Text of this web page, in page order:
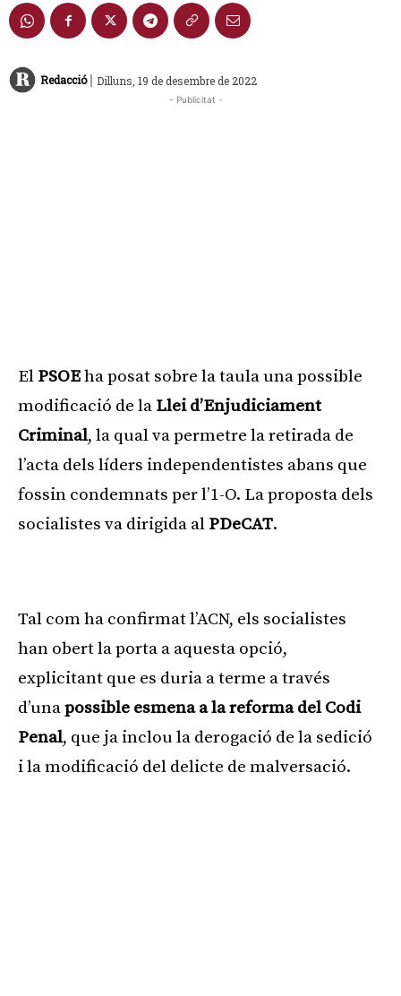
Redacció | Dilluns, 19 de desembre de 2022
- Publicitat -
El PSOEha posat sobre la taula una possible
modificació de la Llei d’Enjudiciament
Criminal, la qual va permetre la retirada de
l’acta dels líders independentistes abans que
fossin condemnats per l’1-O. La proposta dels
socialistes va dirigida al PDeCAT.
Tal com ha confirmat l’ACN, els socialistes
han obert la porta a aquesta opció,
explicitant que es duria a terme a través
d’unapossible esmena a la reforma del Codi
Penal, que ja inclou la derogació de la sedició
i la modificació del delicte de malversació.